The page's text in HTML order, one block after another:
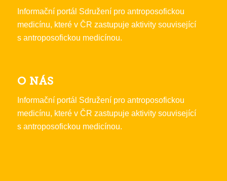
Informační portál Sdružení pro antroposofickou
medicínu, které v ČR zastupuje aktivity související
s antroposofickou medicínou.
O NÁS
Informační portál Sdružení pro antroposofickou
medicínu, které v ČR zastupuje aktivity související
s antroposofickou medicínou.